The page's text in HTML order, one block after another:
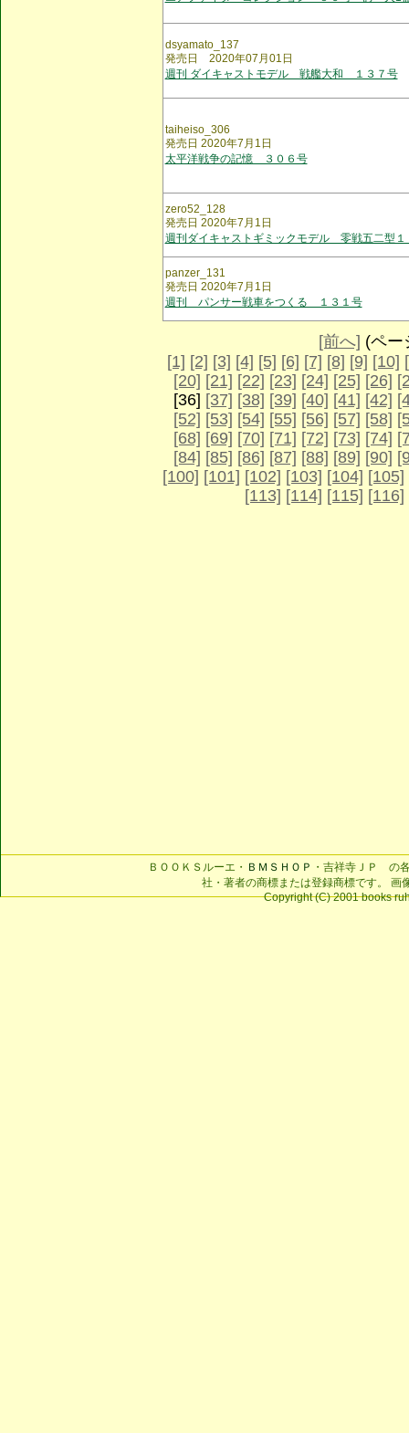
dsyamato_137
発売日 2020年07月01日
週刊 ダイキャストモデル 戦艦大和 １３７号
taiheiso_306
発売日 2020年7月1日
太平洋戦争の記憶 ３０６号
zero52_128
発売日 2020年7月1日
週刊ダイキャストギミックモデル 零戦五二型１
panzer_131
発売日 2020年7月1日
週刊 パンサー戦車をつくる １３１号
[前へ] (ペ
[1] [2] [3] [4] [5] [6] [7] [8] [9] [10]
[20] [21] [22] [23] [24] [25] [26]
[36] [37] [38] [39] [40] [41] [42]
[52] [53] [54] [55] [56] [57] [58]
[68] [69] [70] [71] [72] [73] [74]
[84] [85] [86] [87] [88] [89] [90]
[100] [101] [102] [103] [104] [105]
[113] [114] [115] [116]
ＢＯＯＫＳルーエ・ ＢＭＳＨＯＰ ・吉祥寺ＪＰ の
社・著者の商標または登録商標です。 画
Copyright (C) 2001 books